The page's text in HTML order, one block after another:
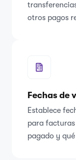
otros pagos
Fechas de
Establece
para
pagado y